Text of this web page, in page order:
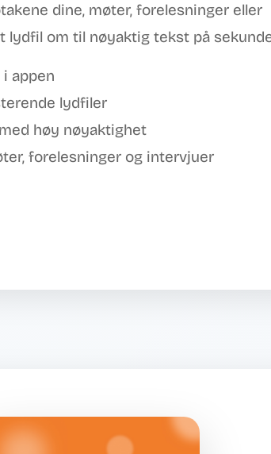
dine, møter, forelesninger eller
lydfil om til nøyaktig tekst på
appen
lydfiler
høy nøyaktighet
forelesninger og intervjuer